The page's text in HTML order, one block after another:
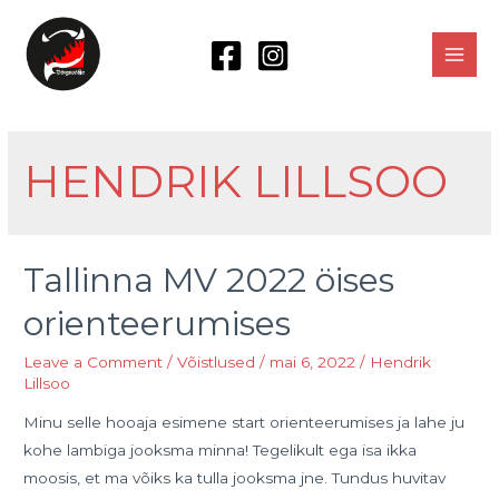
content
HENDRIK LILLSOO
Tallinna MV 2022 öises
orienteerumises
Leave a Comment /Võistlused / mai 6, 2022 / Hendrik
Lillsoo
Minu selle hooaja esimene start orienteerumises ja lahe ju
kohe lambiga jooksma minna! Tegelikult ega isa ikka
moosis, et ma võiks ka tulla jooksma jne. Tundus huvitav